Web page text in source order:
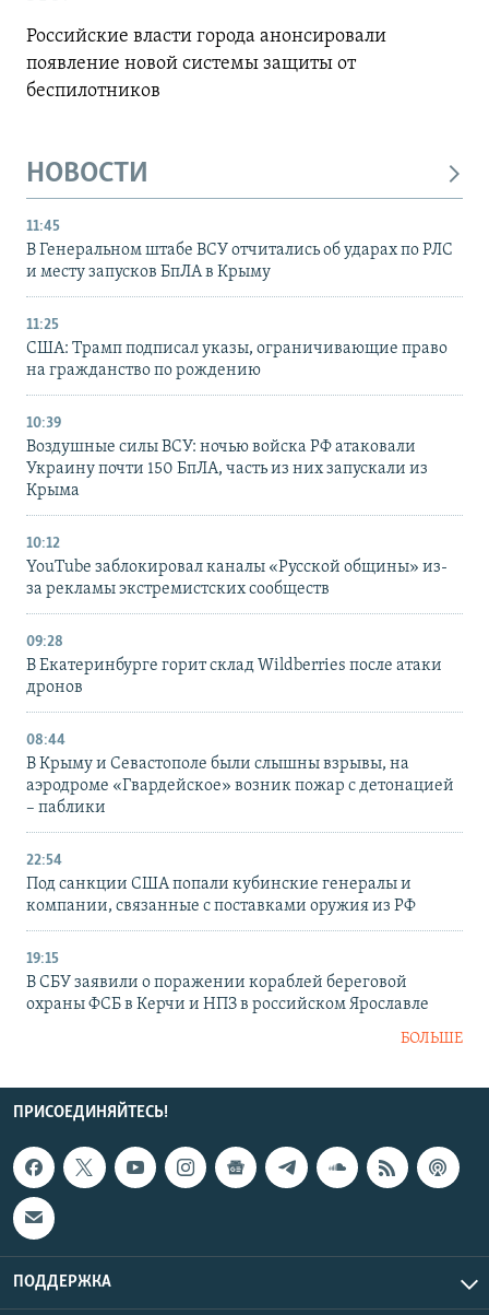
Российские власти города анонсировали
появление новой системы защиты от
беспилотников
НОВОСТИ
11:45
В Генеральном штабе ВСУ отчитались об ударах по РЛС
и месту запусков БпЛА в Крыму
11:25
США: Трамп подписал указы, ограничивающие право
на гражданство по рождению
10:39
Воздушные силы ВСУ: ночью войска РФ атаковали
Украину почти 150 БпЛА, часть из них запускали из
Крыма
10:12
YouTube заблокировал каналы «Русской общины» из-
за рекламы экстремистских сообществ
09:28
В Екатеринбурге горит склад Wildberries после атаки
дронов
08:44
В Крыму и Севастополе были слышны взрывы, на
аэродроме «Гвардейское» возник пожар с детонацией
– паблики
22:54
Под санкции США попали кубинские генералы и
компании, связанные с поставками оружия из РФ
19:15
В СБУ заявили о поражении кораблей береговой
охраны ФСБ в Керчи и НПЗ в российском Ярославле
БОЛЬШЕ
ПРИСОЕДИНЯЙТЕСЬ!
ПОДДЕРЖКА